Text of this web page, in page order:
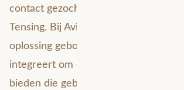
contact gezocht met Safe Software
Tensing. Bij Avineon Tensing hebben
oplossing gebouwd die FME Server in
integreert om een Snowflake-only
bieden die gebruik maakt van alle